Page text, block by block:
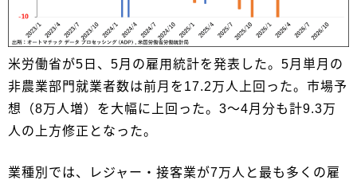
米労働省が5日、5月の雇用統計を発表した。5月単月の
非農業部門就業者数は前月を17.2万人上回った。市場予
想（8万人増）を大幅に上回った。3～4月分も計9.3万
人の上方修正となった。
業種別では、レジャー・接客業が7万人と最も多くの雇